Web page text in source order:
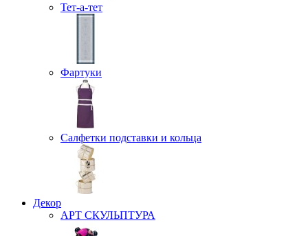
Тет-а-тет
Фартуки
Салфетки подставки и кольца
Декор
АРТ СКУЛЬПТУРА